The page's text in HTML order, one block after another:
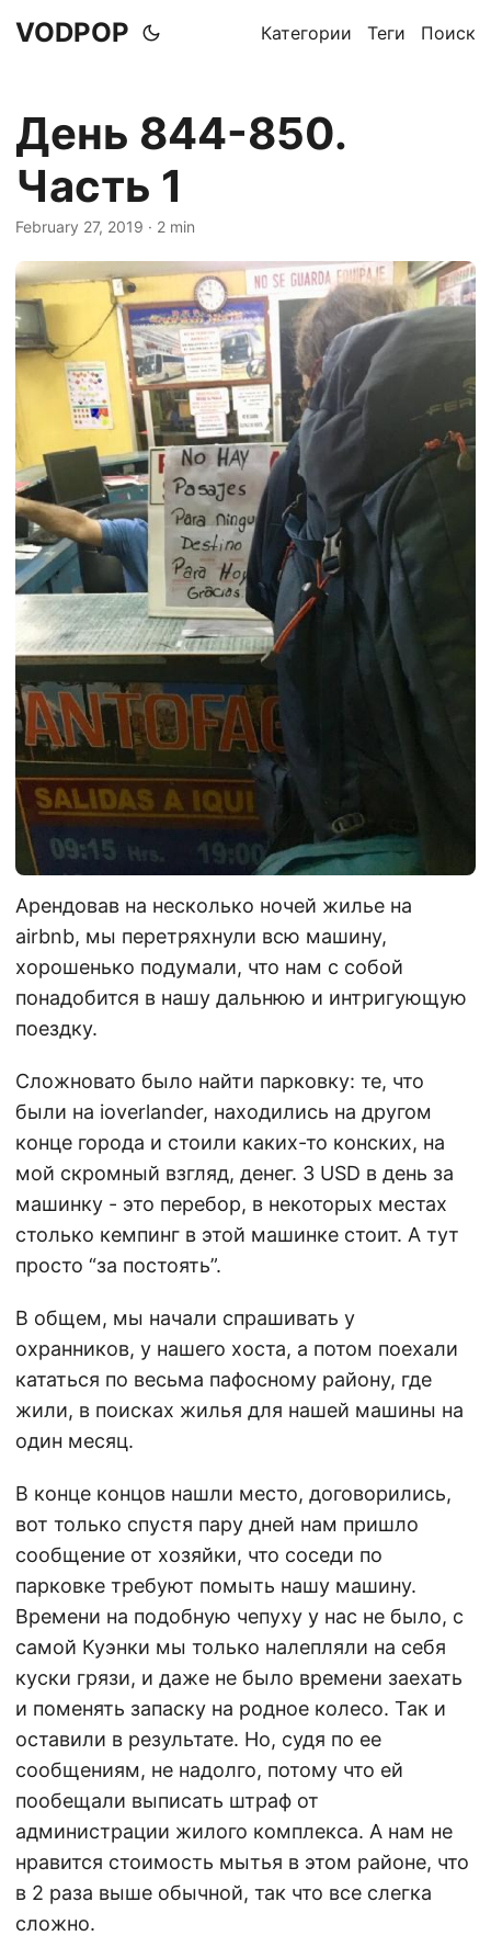
VODPOP Категории Теги Поиск
День 844-850.
Часть 1
February 27, 2019 · 2 min
Арендовав на несколько ночей жилье на
airbnb, мы перетряхнули всю машину,
хорошенько подумали, что нам с собой
понадобится в нашу дальнюю и интригующую
поездку.
Сложновато было найти парковку: те, что
были на ioverlander, находились на другом
конце города и стоили каких-то конских, на
мой скромный взгляд, денег. 3 USD в день за
машинку - это перебор, в некоторых местах
столько кемпинг в этой машинке стоит. А тут
просто “за постоять”.
В общем, мы начали спрашивать у
охранников, у нашего хоста, а потом поехали
кататься по весьма пафосному району, где
жили, в поисках жилья для нашей машины на
один месяц.
В конце концов нашли место, договорились,
вот только спустя пару дней нам пришло
сообщение от хозяйки, что соседи по
парковке требуют помыть нашу машину.
Времени на подобную чепуху у нас не было, с
самой Куэнки мы только налепляли на себя
куски грязи, и даже не было времени заехать
и поменять запаску на родное колесо. Так и
оставили в результате. Но, судя по ее
сообщениям, не надолго, потому что ей
пообещали выписать штраф от
администрации жилого комплекса. А нам не
нравится стоимость мытья в этом районе, что
в 2 раза выше обычной, так что все слегка
сложно.